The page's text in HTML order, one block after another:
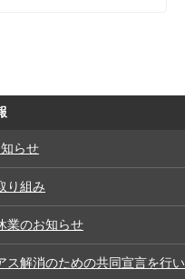
らせ
り組み
業のお知らせ
ス解消のための共同宣言を行い